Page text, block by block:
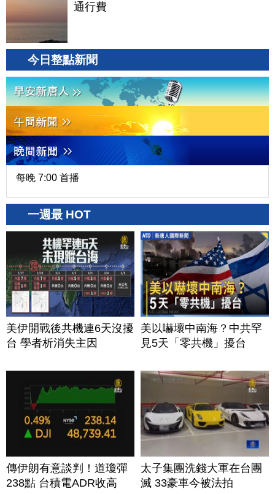
通行費
今日整點新聞
每晚 7:00 首播
一週最 HOT
美伊開戰後共機連6天沒擾
台 學者析消失主因
美以嚇壞中南海？中共罕
見5天「零共機」擾台
傳伊朗有意談判！道瓊彈
238點 台積電ADR收高
太子集團洗錢大軍在台團
滅 33豪車今被法拍